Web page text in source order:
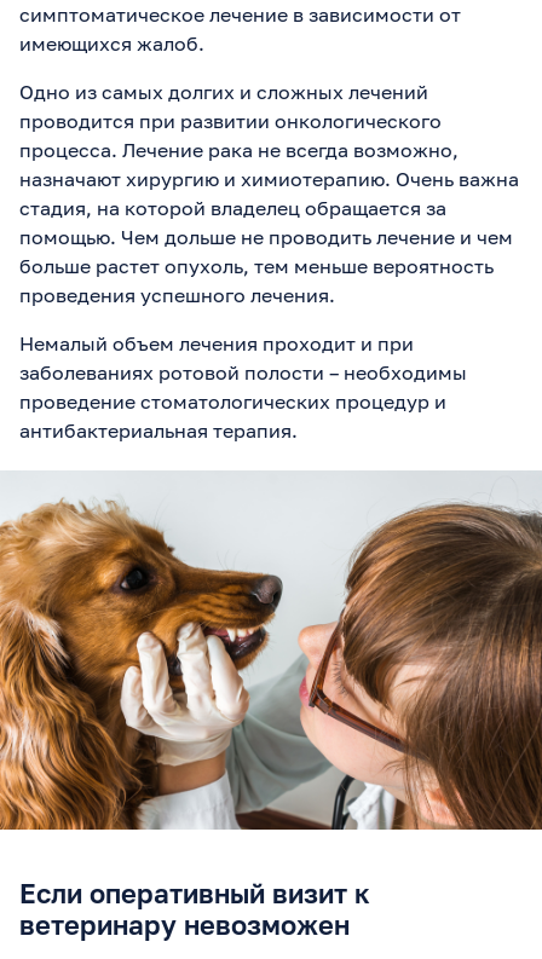
симптоматическое лечение в зависимости от
имеющихся жалоб.
Одно из самых долгих и сложных лечений
проводится при развитии онкологического
процесса. Лечение рака не всегда возможно,
назначают хирургию и химиотерапию. Очень важна
стадия, на которой владелец обращается за
помощью. Чем дольше не проводить лечение и чем
больше растет опухоль, тем меньше вероятность
проведения успешного лечения.
Немалый объем лечения проходит и при
заболеваниях ротовой полости – необходимы
проведение стоматологических процедур и
антибактериальная терапия.
Если оперативный визит к
ветеринару невозможен